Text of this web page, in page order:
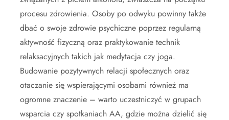
procesu zdrowienia. Osoby po odwyku powinny także
dbać o swoje zdrowie psychiczne poprzez regularną
aktywność fizyczną oraz praktykowanie technik
relaksacyjnych takich jak medytacja czy joga.
Budowanie pozytywnych relacji społecznych oraz
otaczanie się wspierającymi osobami również ma
ogromne znaczenie – warto uczestniczyć w grupach
wsparcia czy spotkaniach AA, gdzie można dzielić się